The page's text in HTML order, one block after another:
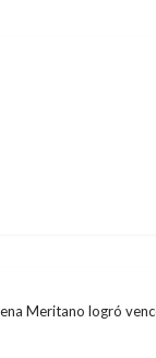
Meritano logró